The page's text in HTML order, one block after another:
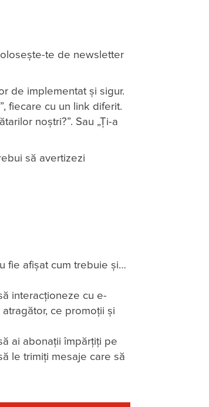
te de newsletter
de implementat și sigur.
fiecare cu un link diferit.
noștri?”. Sau „Ți-a
să avertizezi
fie afișat cum trebuie și…
interacționeze cu e-
ce promoții și
ai abonații împărțiți pe
le trimiți mesaje care să